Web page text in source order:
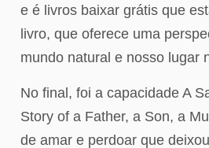
e é livros baixar grátis que
livro, que oferece uma
mundo natural e nosso lugar
No final, foi a capacidade A
Story of a Father, a Son, a
de amar e perdoar que